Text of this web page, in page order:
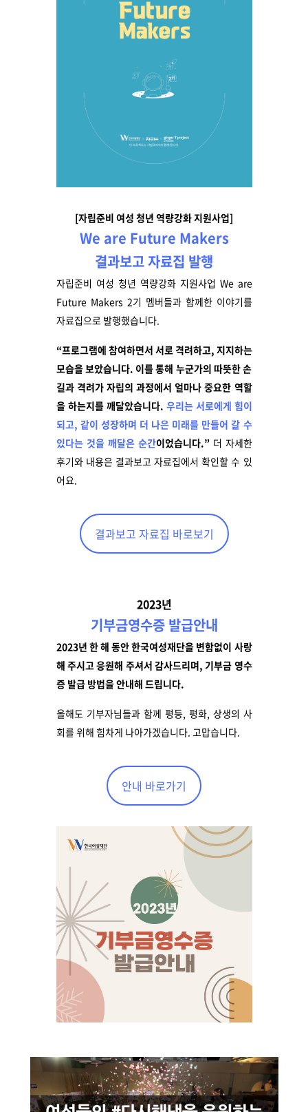
[자립준비 여성 청년 역량강화 지원사업]
We are Future Makers
결과보고 자료집 발행
자립준비 여성 청년 역량강화 지원사업 We are
Future Makers 2기 멤버들과 함께한 이야기를
자료집으로 발행했습니다.
“프로그램에 참여하면서 서로 격려하고, 지지하는
모습을 보았습니다. 이를 통해 누군가의 따뜻한 손
길과 격려가 자립의 과정에서 얼마나 중요한 역할
을 하는지를 깨달았습니다. 우리는 서로에게 힘이
되고, 같이 성장하며 더 나은 미래를 만들어 갈 수
있다는 것을 깨달은 순간이었습니다.” 더 자세한
후기와 내용은 결과보고 자료집에서 확인할 수 있
어요.
결과보고 자료집 바로보기
2023년
기부금영수증 발급안내
2023년 한 해 동안 한국여성재단을 변함없이 사랑
해 주시고 응원해 주셔서 감사드리며,기부금 영수
증 발급 방법을 안내해 드립니다.
올해도 기부자님들과 함께 평등, 평화, 상생의 사
회를 위해 힘차게 나아가겠습니다. 고맙습니다.
안내 바로가기